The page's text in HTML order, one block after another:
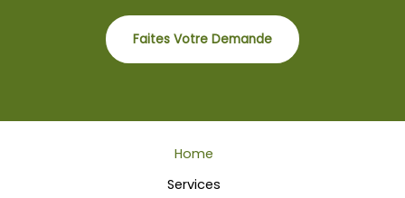
Faites Votre Demande
Home
Services